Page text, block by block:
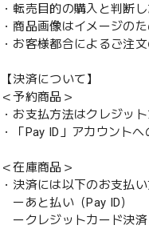
・転売目的の購入と判断
・商品画像はイメージの
・お客様都合によるご注
【決済について】
＜予約商品＞
・お支払方法はクレジッ
・「Pay ID」アカウント
＜在庫商品＞
・決済には以下のお支払
ーあと払い（Pay ID）
ークレジットカード決済